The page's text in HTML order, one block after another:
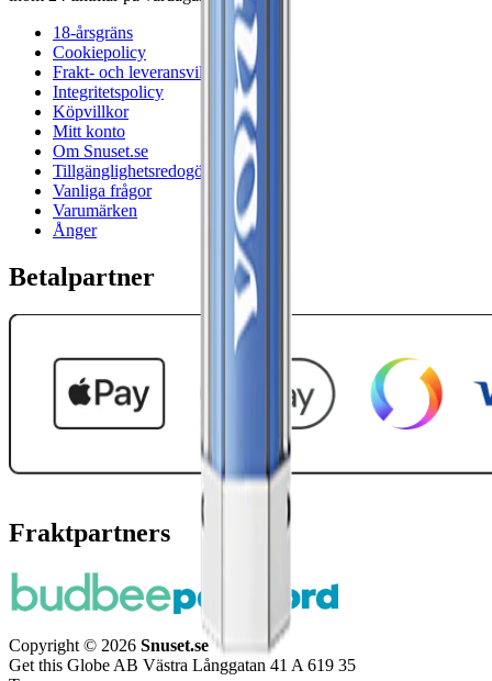
18-årsgräns
Cookiepolicy
Frakt- och leveransvillkor
Integritetspolicy
Köpvillkor
Mitt konto
Om Snuset.se
Tillgänglighetsredogörelse
Vanliga frågor
Varumärken
Ånger
Betalpartner
Fraktpartners
Copyright © 2026 Snuset.se
Get this Globe AB Västra Långgatan 41 A 619 35